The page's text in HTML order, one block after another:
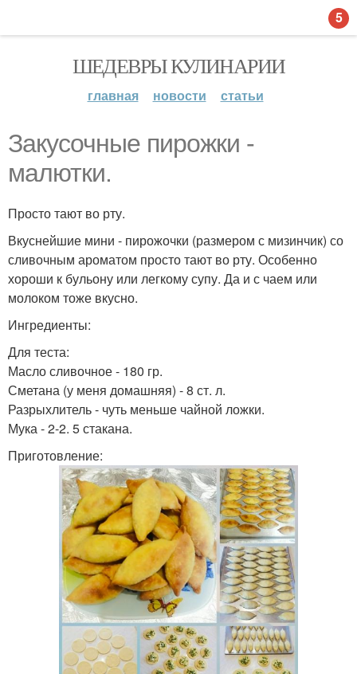
ШЕДЕВРЫ КУЛИНАРИИ
главная новости статьи
Закусочные пирожки -
малютки.
Просто тают во рту.
Вкуснейшие мини - пирожочки (размером с мизинчик) со
сливочным ароматом просто тают во рту. Особенно
хороши к бульону или легкому супу. Да и с чаем или
молоком тоже вкусно.
Ингредиенты:
Для теста:
Масло сливочное - 180 гр.
Сметана (у меня домашняя) - 8 ст. л.
Разрыхлитель - чуть меньше чайной ложки.
Мука - 2-2. 5 стакана.
Приготовление:
5